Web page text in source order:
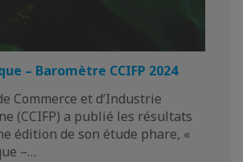
– Baromètre CCIFP 2024
Commerce et d’Industrie
(CCIFP) a publié les résultats
édition de son étude phare, «
–…